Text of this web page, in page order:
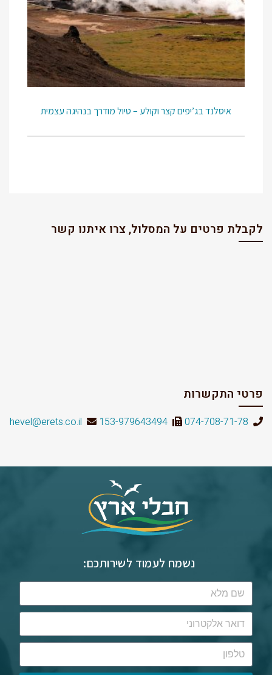
איסלנד בג’יפים קצר וקולע – טיול מודרך בנהיגה עצמית
לקבלת פרטים על המסלול, צרו איתנו קשר
פרטי התקשרות
074-708-71-78
153-979643494
hevel@erets.co.il
נשמח לעמוד לשירותכם: